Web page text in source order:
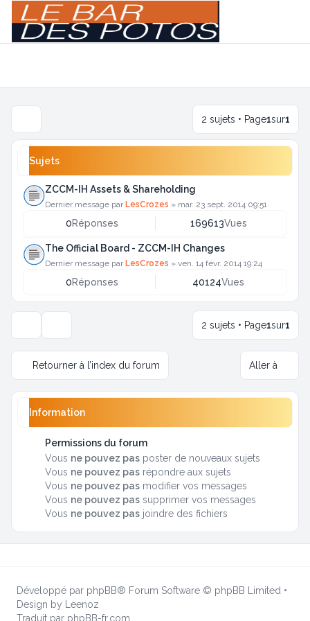
2 sujets • Page1sur1
Sujets
ZCCM-IH Assets & Shareholding
Dernier message par LesCrozes » mar. 23 sept. 2014 09:51
0Réponses 169613Vues
The Official Board - ZCCM-IH Changes
Dernier message par LesCrozes » ven. 14 févr. 2014 19:24
0Réponses 40124Vues
2 sujets • Page1sur1
Retourner à l’index du forum Aller à
Information
Permissions du forum
Vous ne pouvez pas poster de nouveaux sujets
Vous ne pouvez pas répondre aux sujets
Vous ne pouvez pas modifier vos messages
Vous ne pouvez pas supprimer vos messages
Vous ne pouvez pas joindre des fichiers
Développé par phpBB® Forum Software © phpBB Limited •
Design by
Leenoz
Traduit par phpBB-fr.com